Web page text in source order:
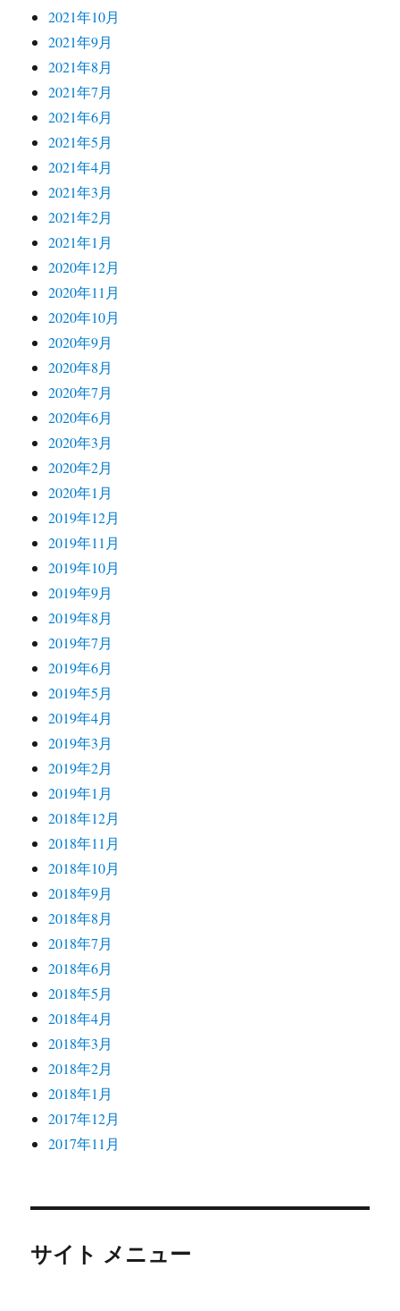
2021年10月
2021年9月
2021年8月
2021年7月
2021年6月
2021年5月
2021年4月
2021年3月
2021年2月
2021年1月
2020年12月
2020年11月
2020年10月
2020年9月
2020年8月
2020年7月
2020年6月
2020年3月
2020年2月
2020年1月
2019年12月
2019年11月
2019年10月
2019年9月
2019年8月
2019年7月
2019年6月
2019年5月
2019年4月
2019年3月
2019年2月
2019年1月
2018年12月
2018年11月
2018年10月
2018年9月
2018年8月
2018年7月
2018年6月
2018年5月
2018年4月
2018年3月
2018年2月
2018年1月
2017年12月
2017年11月
サイト メニュー